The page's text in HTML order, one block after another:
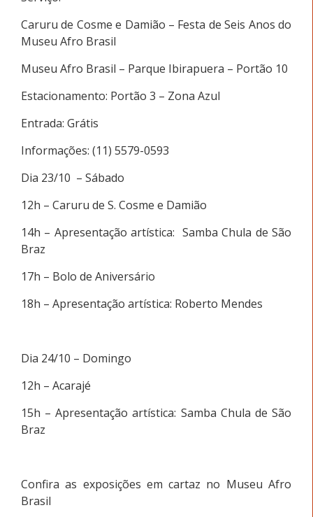
Caruru de Cosme e Damião – Festa de Seis Anos do
Museu Afro Brasil
Museu Afro Brasil – Parque Ibirapuera – Portão 10
Estacionamento: Portão 3 – Zona Azul
Entrada: Grátis
Informações: (11) 5579-0593
Dia 23/10 – Sábado
12h – Caruru de S. Cosme e Damião
14h – Apresentação artística: Samba Chula de São
Braz
17h – Bolo de Aniversário
18h – Apresentação artística: Roberto Mendes
Dia 24/10 – Domingo
12h – Acarajé
15h – Apresentação artística: Samba Chula de São
Braz
Confira as exposições em cartaz no Museu Afro
Brasil